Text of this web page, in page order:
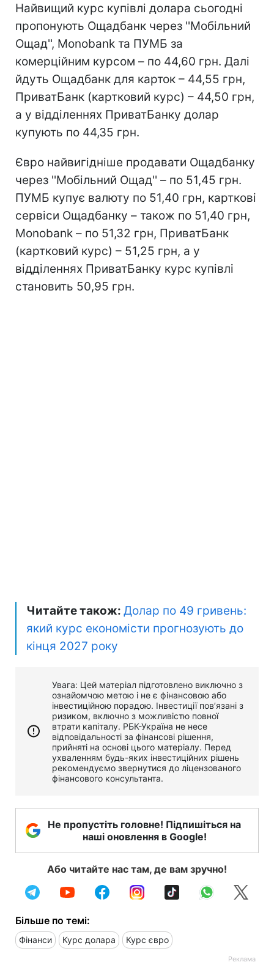
Найвищий курс купівлі долара сьогодні
пропонують Ощадбанк через ''Мобільний
Ощад'', Monobank та ПУМБ за
комерційним курсом – по 44,60 грн. Далі
йдуть Ощадбанк для карток – 44,55 грн,
ПриватБанк (картковий курс) – 44,50 грн,
а у відділеннях ПриватБанку долар
купують по 44,35 грн.
Євро найвигідніше продавати Ощадбанку
через ''Мобільний Ощад'' – по 51,45 грн.
ПУМБ купує валюту по 51,40 грн, карткові
сервіси Ощадбанку – також по 51,40 грн,
Monobank – по 51,32 грн, ПриватБанк
(картковий курс) – 51,25 грн, а у
відділеннях ПриватБанку курс купівлі
становить 50,95 грн.
Читайте також: Долар по 49 гривень:
який курс економісти прогнозують до
кінця 2027 року
Увага: Цей матеріал підготовлено виключно з
ознайомчою метою і не є фінансовою або
інвестиційною порадою. Інвестиції пов’язані з
ризиком, включно з можливістю повної
втрати капіталу. РБК-Україна не несе
відповідальності за фінансові рішення,
прийняті на основі цього матеріалу. Перед
ухваленням будь-яких інвестиційних рішень
рекомендуємо звернутися до ліцензованого
фінансового консультанта.
Не пропустіть головне! Підпишіться на
наші оновлення в Google!
Або читайте нас там, де вам зручно!
Більше по темі:
Фінанси Курс долара Курс євро